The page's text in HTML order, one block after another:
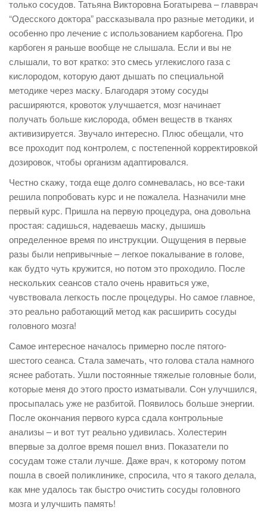
только сосудов. Татьяна Викторовна Богатырева – главврач
“Одесского доктора” рассказывала про разные методики, и
особенно про лечение с использованием карбогена. Про
карбоген я раньше вообще не слышала. Если и вы не
слышали, то вот кратко: это смесь углекислого газа с
кислородом, которую дают дышать по специальной
методике через маску. Благодаря этому сосуды
расширяются, кровоток улучшается, мозг начинает
получать больше кислорода, обмен веществ в тканях
активизируется. Звучало интересно. Плюс обещали, что
все проходит под контролем, с постепенной корректировкой
дозировок, чтобы организм адаптировался.
Честно скажу, тогда еще долго сомневалась, но все-таки
решила попробовать курс и не пожалела. Назначили мне
первый курс. Пришла на первую процедура, она довольна
простая: садишься, надеваешь маску, дышишь
определенное время по инструкции. Ощущения в первые
разы были непривычные – легкое покалывание в голове,
как будто чуть кружится, но потом это проходило. После
нескольких сеансов стало очень нравиться уже,
чувствовала легкость после процедуры. Но самое главное,
это реально работающий метод как расширить сосуды
головного мозга!
Самое интересное началось примерно после пятого-
шестого сеанса. Стала замечать, что голова стала намного
яснее работать. Ушли постоянные тяжелые головные боли,
которые меня до этого просто изматывали. Сон улучшился,
просыпалась уже не разбитой. Появилось больше энергии.
После окончания первого курса сдала контрольные
анализы – и вот тут реально удивилась. Холестерин
впервые за долгое время пошел вниз. Показатели по
сосудам тоже стали лучше. Даже врач, к которому потом
пошла в своей поликлинике, спросила, что я такого делала,
как мне удалось так быстро очистить сосуды головного
мозга и улучшить память!